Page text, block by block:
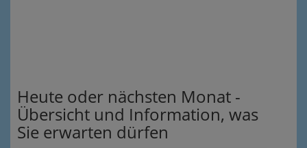
Heute oder nächsten Monat -
Übersicht und Information, was
Sie erwarten dürfen